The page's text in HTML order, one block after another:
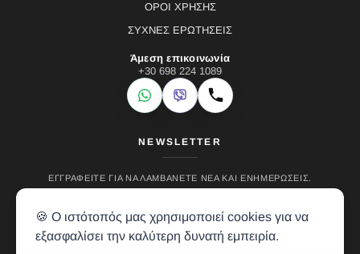
ΟΡΟΙ ΧΡΗΣΗΣ
ΣΥΧΝΕΣ ΕΡΩΤΗΣΕΙΣ
Άμεση επικοινωνία
+30 698 224 1089
WhatsApp
Viber Κλήση
NEWSLETTER
ΕΓΓΡΑΦΕΊΤΕ ΓΙΑ ΝΑ ΛΑΜΒΆΝΕΤΕ ΝΈΑ ΚΑΙ ΕΝΗΜΕΡΏΣΕΙΣ.
🍪 Ο ιστότοπός μας χρησιμοποιεί cookies για να
εξασφαλίσει την καλύτερη δυνατή εμπειρία.